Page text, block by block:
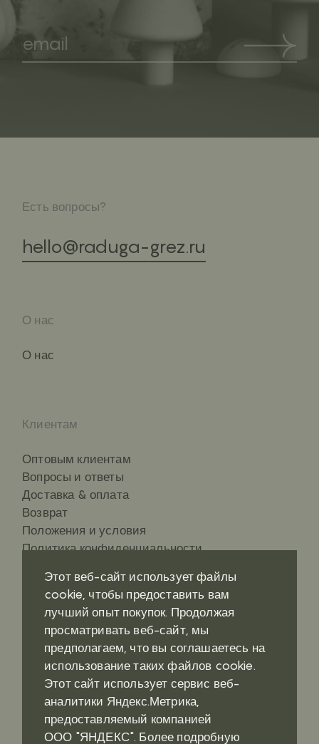
Есть вопросы?
hello@raduga-grez.ru
О нас
О нас
Клиентам
Оптовым клиентам
Вопросы и ответы
Доставка & оплата
Возврат
Положения и условия
Политика конфиденциальности
Контакты
Где купить?
Социальные сети
Pinterest
Telegram
Наверх
Этот веб-сайт использует файлы
cookie, чтобы предоставить вам
лучший опыт покупок. Продолжая
просматривать веб-сайт, мы
предполагаем, что вы соглашаетесь на
использование таких файлов cookie.
Этот сайт использует сервис веб-
аналитики Яндекс.Метрика,
предоставляемый компанией
ООО "ЯНДЕКС". Более подробную